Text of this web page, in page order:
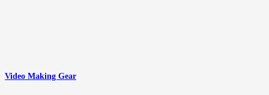
Video Making Gear